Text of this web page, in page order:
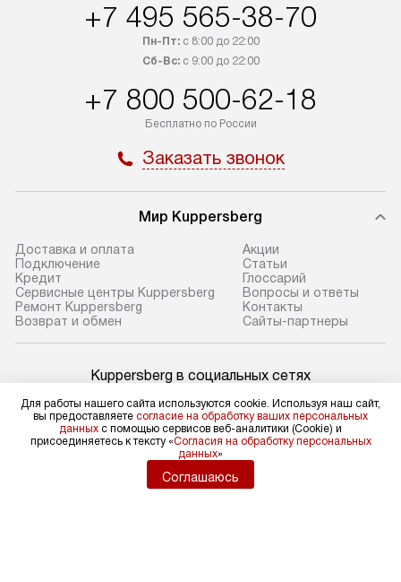
+7 495 565-38-70
Пн-Пт:с 8:00 до 22:00
Сб-Вс:с 9:00 до 22:00
+7 800 500-62-18
Бесплатно по России
Заказать звонок
Мир Kuppersberg
Доставка и оплата
Подключение
Кредит
Сервисные центры Kuppersberg
Ремонт Kuppersberg
Возврат и обмен
Акции
Cтатьи
Глоссарий
Вопросы и ответы
Контакты
Сайты-партнеры
Kuppersberg в социальных сетях
Для физических лиц
shop@kuppers-russia.ru
Для юридических лиц
Для работы нашего сайта используются cookie. Используя наш сайт,
вы предоставляете согласие на обработку ваших персональных
данных с помощью сервисов веб-аналитики (Cookie) и
присоединяетесь к тексту «Согласия на обработку персональных
данных»
Соглашаюсь